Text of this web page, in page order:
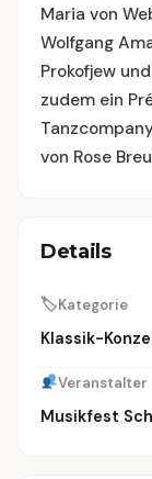
Maria von
Wolfgang
Prokofjew
zudem ein
von Rose
Details
🏷Kategorie
Klassik-
Veranstalter
Musikfest